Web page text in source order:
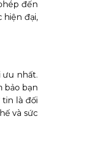
đến
hiện đại,
ưu nhất.
bảo bạn
là đối
và sức